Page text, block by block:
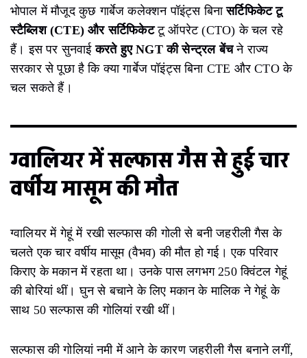
भोपाल में मौजूद कुछ गार्बेज कलेक्शन पॉइंट्स बिनासर्टिफिकेट टू
स्टैब्लिश (CTE) और सर्टिफिकेटटू ऑपरेट (CTO) के चल रहे
हैं। इस पर सुनवाईकरते हुए NGT की सेन्ट्रल बेंचने राज्य
सरकार से पूछा है कि क्या गार्बेज पॉइंट्स बिना CTE और CTO के
चल सकते हैं।
ग्वालियर में सल्फास गैस से हुई चार
वर्षीय मासूम की मौत
ग्वालियर में गेहूं में रखी सल्फास की गोली से बनी जहरीली गैस के
चलते एक चार वर्षीय मासूम (वैभव) की मौत हो गई। एक परिवार
किराए के मकान में रहता था। उनके पास लगभग 250 क्विंटल गेहूं
की बोरियां थीं। घुन से बचाने के लिए मकान के मालिक ने गेहूं के
साथ 50 सल्फास की गोलियां रखी थीं।
सल्फास की गोलियां नमी में आने के कारण जहरीली गैस बनाने लगीं,